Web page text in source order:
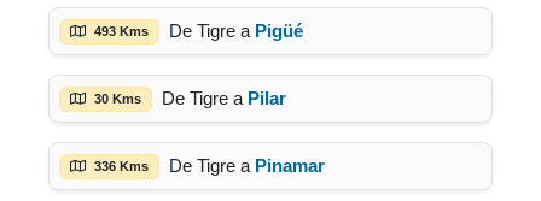
493 Kms De Tigre a Pigüé
30 Kms De Tigre a Pilar
336 Kms De Tigre a Pinamar